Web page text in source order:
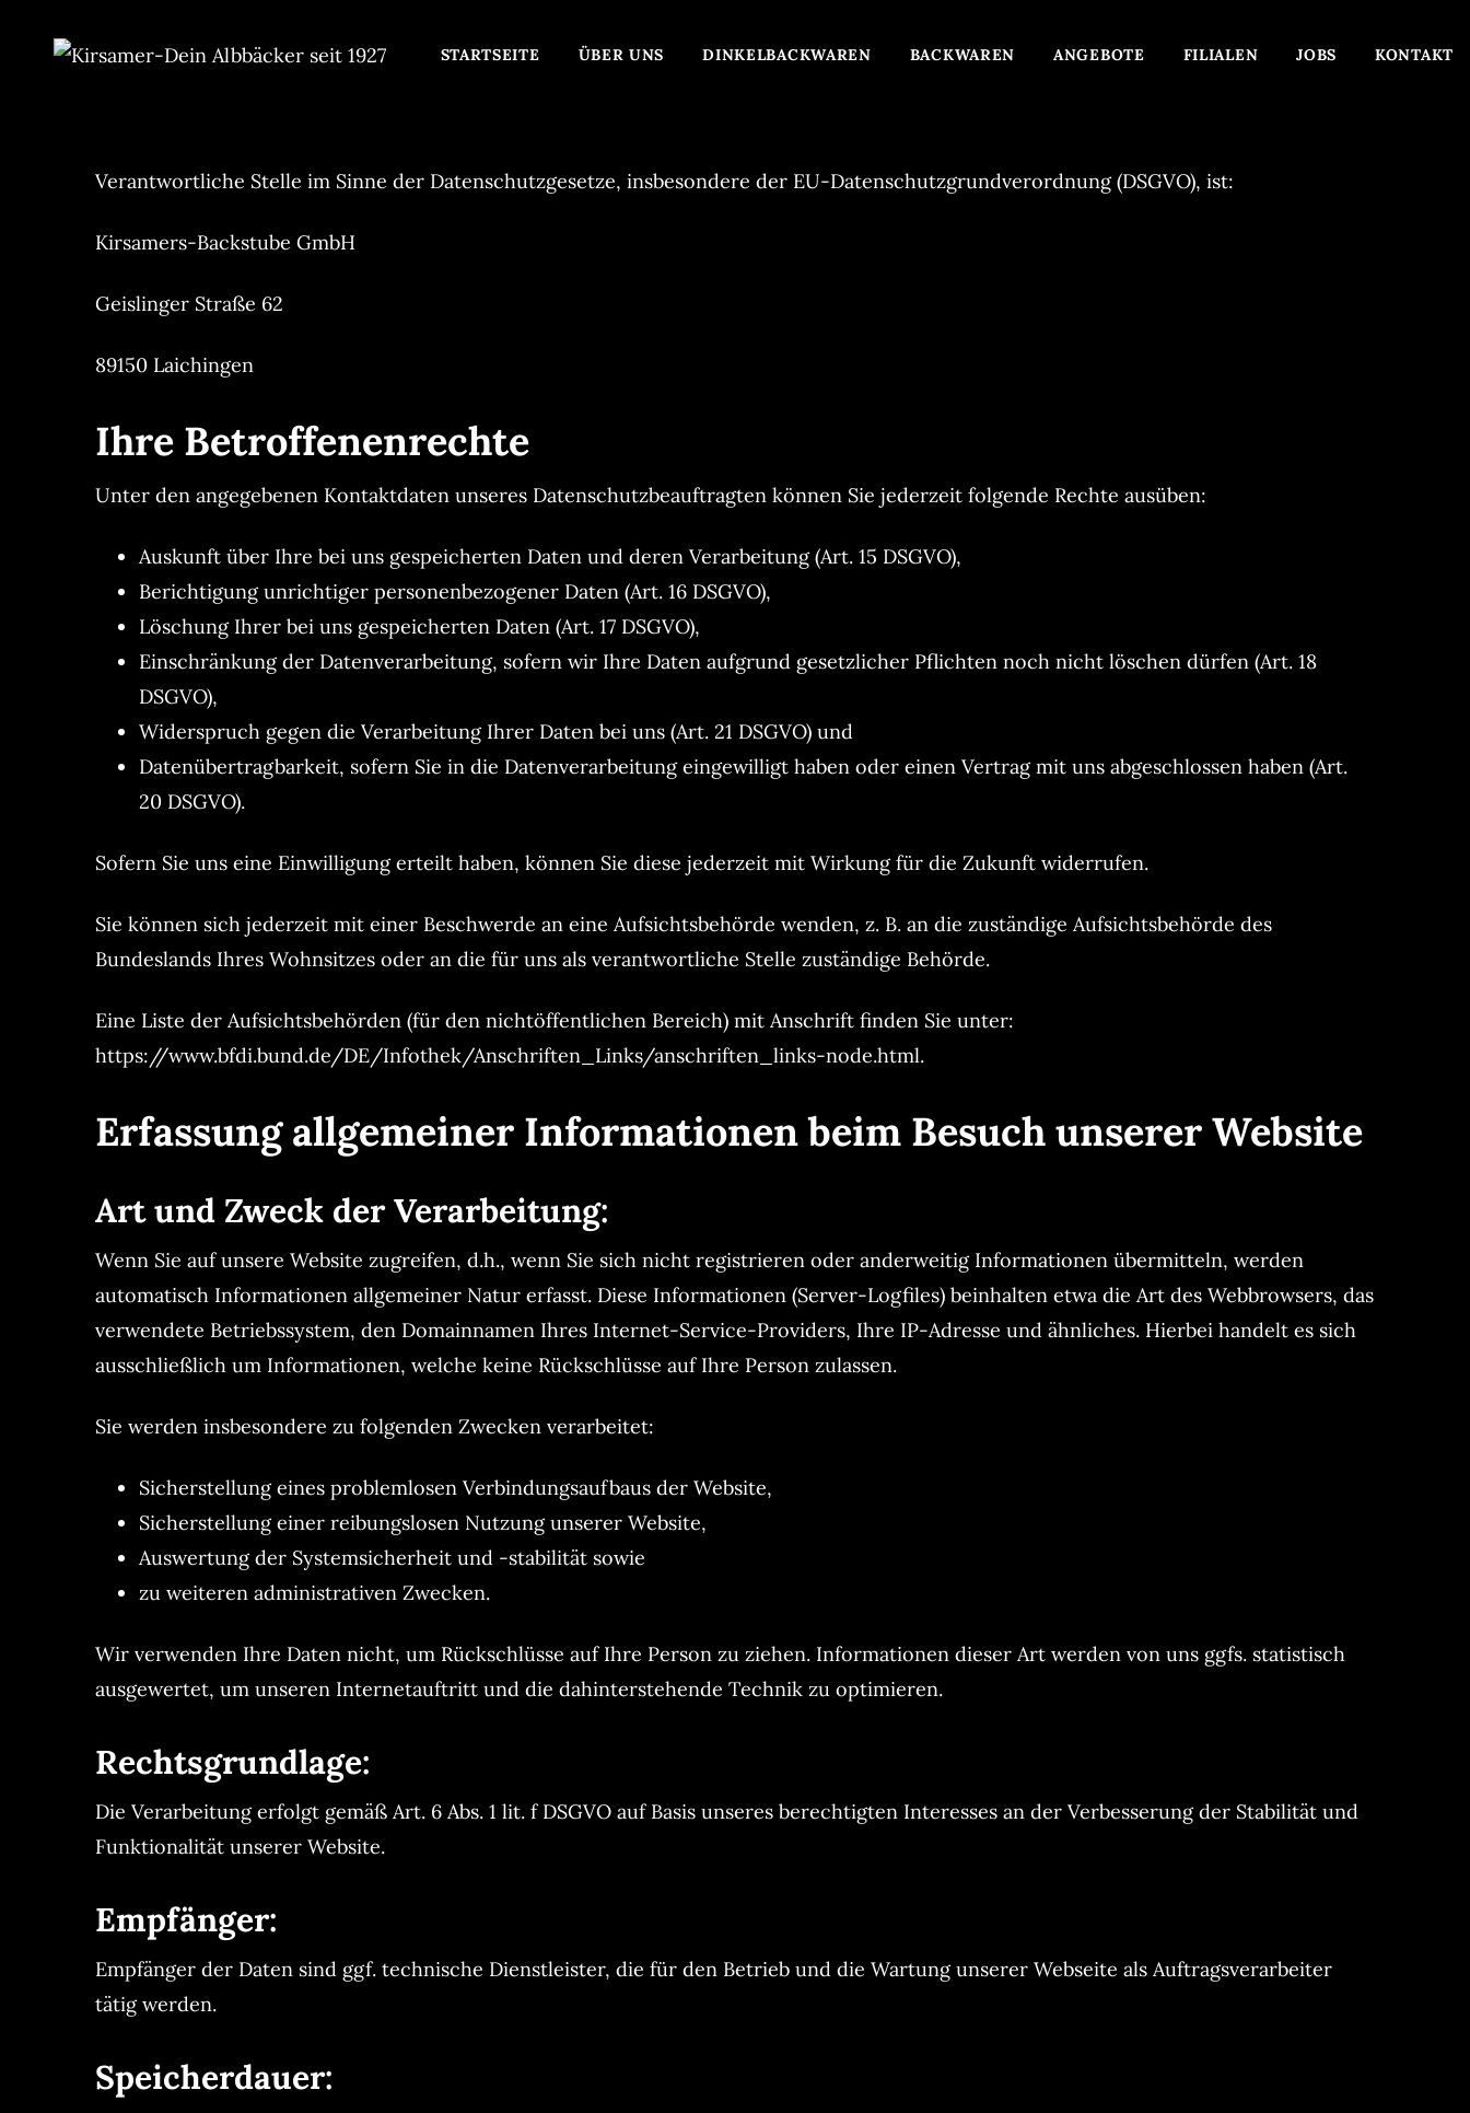
STARTSEITE ÜBER UNS DINKELBACKWAREN BACKWAREN ANGEBOTE FILIALEN JOBS KONTAKT
Verantwortliche Stelle im Sinne der Datenschutzgesetze, insbesondere der EU-Datenschutzgrundverordnung (DSGVO), ist:
Kirsamers-Backstube GmbH
Geislinger Straße 62
89150 Laichingen
Ihre Betroffenenrechte
Unter den angegebenen Kontaktdaten unseres Datenschutzbeauftragten können Sie jederzeit folgende Rechte ausüben:
Auskunft über Ihre bei uns gespeicherten Daten und deren Verarbeitung (Art. 15 DSGVO),
Berichtigung unrichtiger personenbezogener Daten (Art. 16 DSGVO),
Löschung Ihrer bei uns gespeicherten Daten (Art. 17 DSGVO),
Einschränkung der Datenverarbeitung, sofern wir Ihre Daten aufgrund gesetzlicher Pflichten noch nicht löschen dürfen (Art. 18
DSGVO),
Widerspruch gegen die Verarbeitung Ihrer Daten bei uns (Art. 21 DSGVO) und
Datenübertragbarkeit, sofern Sie in die Datenverarbeitung eingewilligt haben oder einen Vertrag mit uns abgeschlossen haben (Art.
20 DSGVO).
Sofern Sie uns eine Einwilligung erteilt haben, können Sie diese jederzeit mit Wirkung für die Zukunft widerrufen.
Sie können sich jederzeit mit einer Beschwerde an eine Aufsichtsbehörde wenden, z. B. an die zuständige Aufsichtsbehörde des
Bundeslands Ihres Wohnsitzes oder an die für uns als verantwortliche Stelle zuständige Behörde.
Eine Liste der Aufsichtsbehörden (für den nichtöffentlichen Bereich) mit Anschrift finden Sie unter:
https://www.bfdi.bund.de/DE/Infothek/Anschriften_Links/anschriften_links-node.html.
Erfassung allgemeiner Informationen beim Besuch unserer Website
Art und Zweck der Verarbeitung:
Wenn Sie auf unsere Website zugreifen, d.h., wenn Sie sich nicht registrieren oder anderweitig Informationen übermitteln, werden
automatisch Informationen allgemeiner Natur erfasst. Diese Informationen (Server-Logfiles) beinhalten etwa die Art des Webbrowsers, das
verwendete Betriebssystem, den Domainnamen Ihres Internet-Service-Providers, Ihre IP-Adresse und ähnliches. Hierbei handelt es sich
ausschließlich um Informationen, welche keine Rückschlüsse auf Ihre Person zulassen.
Sie werden insbesondere zu folgenden Zwecken verarbeitet:
Sicherstellung eines problemlosen Verbindungsaufbaus der Website,
Sicherstellung einer reibungslosen Nutzung unserer Website,
Auswertung der Systemsicherheit und -stabilität sowie
zu weiteren administrativen Zwecken.
Wir verwenden Ihre Daten nicht, um Rückschlüsse auf Ihre Person zu ziehen. Informationen dieser Art werden von uns ggfs. statistisch
ausgewertet, um unseren Internetauftritt und die dahinterstehende Technik zu optimieren.
Rechtsgrundlage:
Die Verarbeitung erfolgt gemäß Art. 6 Abs. 1 lit. f DSGVO auf Basis unseres berechtigten Interesses an der Verbesserung der Stabilität und
Funktionalität unserer Website.
Empfänger:
Empfänger der Daten sind ggf. technische Dienstleister, die für den Betrieb und die Wartung unserer Webseite als Auftragsverarbeiter
tätig werden.
Speicherdauer: